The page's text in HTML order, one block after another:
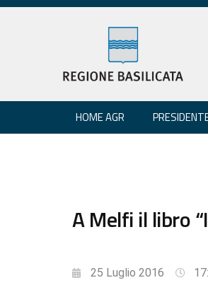
HOME AGR
A Melfi il libro
25 Luglio 2016